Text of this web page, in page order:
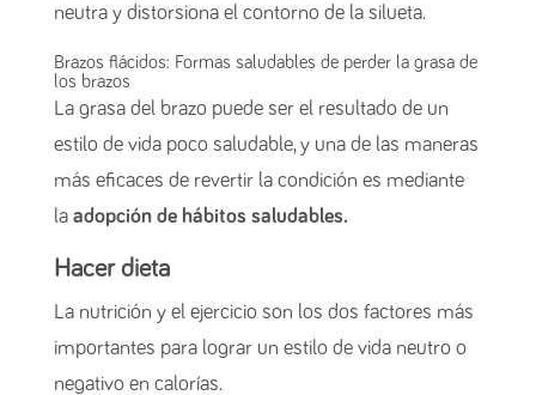
neutra y distorsiona el contorno de la silueta.
Brazos flácidos: Formas saludables de perder la grasa de
los brazos
La grasa del brazo puede ser el resultado de un
estilo de vida poco saludable, y una de las maneras
más eficaces de revertir la condición es mediante
la adopción de hábitos saludables.
Hacer dieta
La nutrición y el ejercicio son los dos factores más
importantes para lograr un estilo de vida neutro o
negativo en calorías.